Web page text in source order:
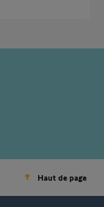
Haut de page